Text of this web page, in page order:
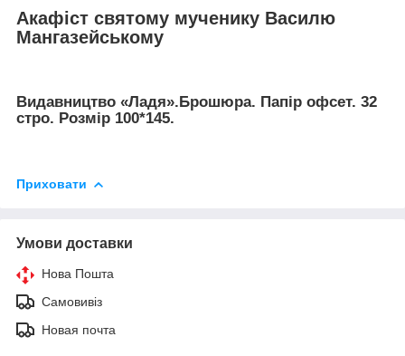
Акафіст святому мученику Василю
Мангазейському
Видавництво «Ладя».Брошюра. Папір офсет. 32
стро. Розмір 100*145.
Приховати
Умови доставки
Нова Пошта
Самовивіз
Новая почта